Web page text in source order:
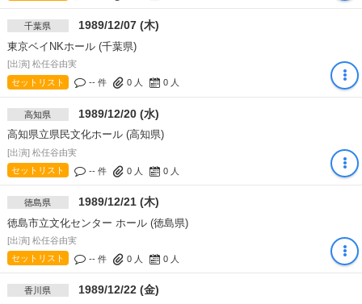
千葉県 1989/12/07 (木)
東京ベイNKホール (千葉県)
[出演] 松任谷由実
セットリスト
-- 件 0人 0人
高知県 1989/12/20 (水)
高知県立県民文化ホール (高知県)
[出演] 松任谷由実
セットリスト
-- 件 0人 0人
徳島県 1989/12/21 (木)
徳島市立文化センター ホール (徳島県)
[出演] 松任谷由実
セットリスト
-- 件 0人 0人
香川県 1989/12/22 (金)